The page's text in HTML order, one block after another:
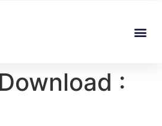
: